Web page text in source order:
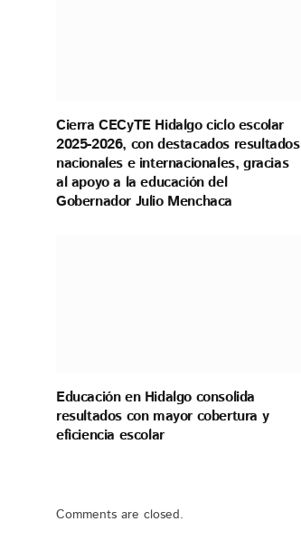
Cierra CECyTE Hidalgo ciclo escolar
2025-2026, con destacados resultados
nacionales e internacionales, gracias
al apoyo a la educación del
Gobernador Julio Menchaca
Educación en Hidalgo consolida
resultados con mayor cobertura y
eficiencia escolar
Comments are closed.